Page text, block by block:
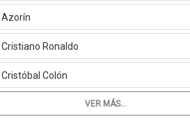
Azorín
Cristiano Ronaldo
Cristóbal Colón
VER MÁS...